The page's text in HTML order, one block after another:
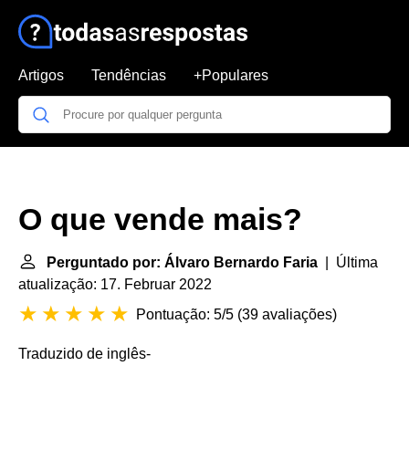
Artigos Tendências +Populares
O que vende mais?
Perguntado por: Álvaro Bernardo Faria | Última
atualização: 17. Februar 2022
Pontuação: 5/5 (39 avaliações)
Traduzido de inglês-